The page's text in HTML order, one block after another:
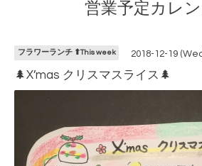
営業予定カレ
フラワーランチ ⬆︎This week 2018-12-19
🌲X’mas クリスマスライス🌲